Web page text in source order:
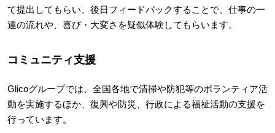
て提出してもらい、後日フィードバックすることで、仕事の一
連の流れや、喜び・大変さを疑似体験してもらいます。
コミュニティ支援
Glicoグループでは、全国各地で清掃や防犯等のボランティア活
動を実施するほか、復興や防災、行政による福祉活動の支援を
行っています。